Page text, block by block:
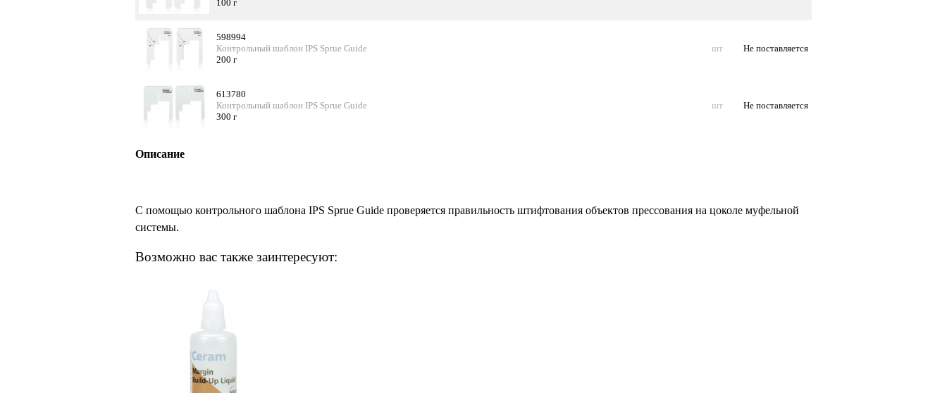
100 г
598994
Контрольный шаблон IPS Sprue Guide
200 г
шт Не поставляется
613780
Контрольный шаблон IPS Sprue Guide
300 г
шт Не поставляется
Описание
С помощью контрольного шаблона IPS Sprue Guide проверяется правильность штифтования объектов прессования на цоколе муфельной
системы.
Возможно вас также заинтересуют: